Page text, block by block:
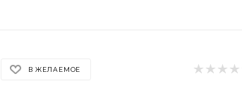
В ЖЕЛАЕМОЕ